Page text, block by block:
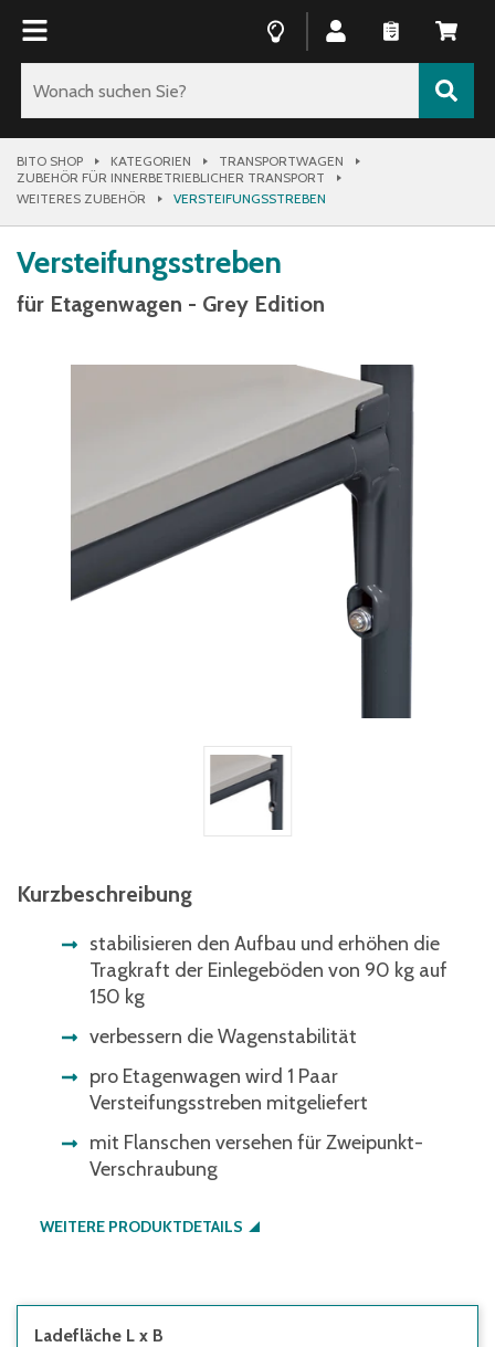
BITO SHOP KATEGORIEN
TRANSPORTWAGEN
ZUBEHÖR FÜR INNERBETRIEBLICHER TRANSPORT
WEITERES ZUBEHÖR
VERSTEIFUNGSSTREBEN
Versteifungsstreben
für Etagenwagen - Grey Edition
Kurzbeschreibung
stabilisieren den Aufbau und erhöhen die
Tragkraft der Einlegeböden von 90 kg auf
150 kg
verbessern die Wagenstabilität
pro Etagenwagen wird 1 Paar
Versteifungsstreben mitgeliefert
mit Flanschen versehen für Zweipunkt-
Verschraubung
WEITERE PRODUKTDETAILS
Ladefläche L x B